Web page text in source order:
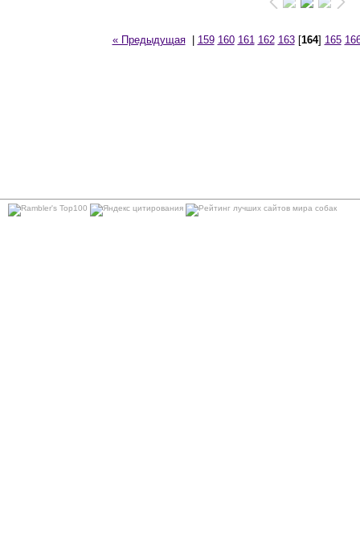
« Предыдущая| 159 160 161 162 163[164] 165